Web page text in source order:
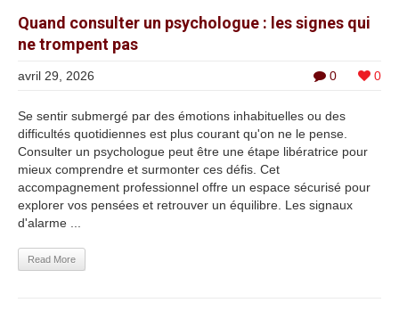
Quand consulter un psychologue : les signes qui
ne trompent pas
0 0
avril 29, 2026
Se sentir submergé par des émotions inhabituelles ou des
difficultés quotidiennes est plus courant qu'on ne le pense.
Consulter un psychologue peut être une étape libératrice pour
mieux comprendre et surmonter ces défis. Cet
accompagnement professionnel offre un espace sécurisé pour
explorer vos pensées et retrouver un équilibre. Les signaux
d'alarme ...
Read More